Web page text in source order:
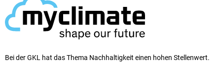
Bei der GKL hat das Thema Nachhaltigkeit einen ho­hen Stellen­wert.